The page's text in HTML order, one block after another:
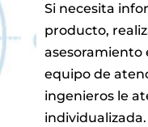
Si necesita
producto,
asesoramiento
equipo de
ingenieros le
individualizada.